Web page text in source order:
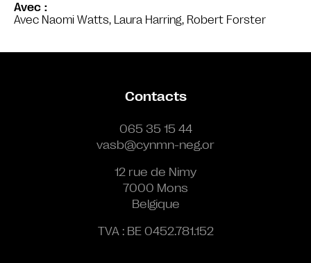
Avec
Avec Naomi Watts, Laura Harring, Robert Forster
Contacts
065 35 15 44
vasb@cynmn-neg.or
12 rue de Nimy
7000 Mons
Belgique
TVA : BE 0452.781.152